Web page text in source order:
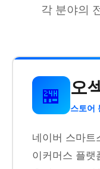
각 분야의
🏪 오
스토어
네이버 스마트
이커머스 플랫